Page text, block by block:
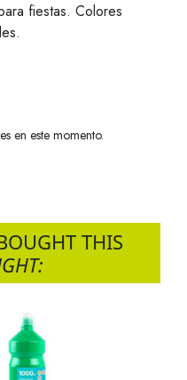
fiestas. Colores
en este momento.
THIS